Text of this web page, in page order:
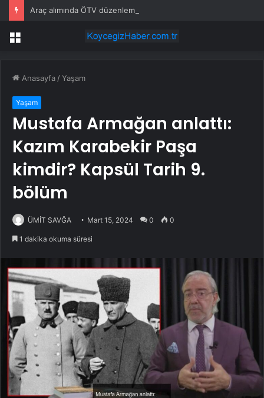
Menü
Anasayfa /Yaşam
Yaşam
Mustafa Armağan anlattı:
Kazım Karabekir Paşa
kimdir? Kapsül Tarih 9.
bölüm
ÜMİT SAVĞA Mart 15, 2024 0 0
1 dakika okuma süresi